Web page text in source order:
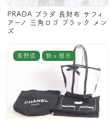
PRADA プラダ 長財布 サフィ
アーノ 三角ロゴ ブラック メン
ズ
長野県 駒ヶ根市